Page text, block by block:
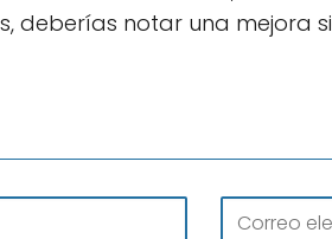
deberías notar una mejora